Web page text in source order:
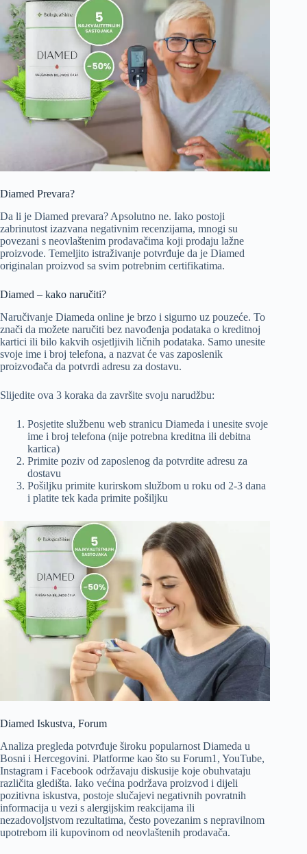
Diamed Prevara?
Da li je Diamed prevara? Apsolutno ne. Iako postoji
zabrinutost izazvana negativnim recenzijama, mnogi su
povezani s neovlaštenim prodavačima koji prodaju lažne
proizvode. Temeljito istraživanje potvrđuje da je Diamed
originalan proizvod sa svim potrebnim certifikatima.
Diamed – kako naručiti?
Naručivanje Diameda online je brzo i sigurno uz pouzeće. To
znači da možete naručiti bez navođenja podataka o kreditnoj
kartici ili bilo kakvih osjetljivih ličnih podataka. Samo unesite
svoje ime i broj telefona, a nazvat će vas zaposlenik
proizvođača da potvrdi adresu za dostavu.
Slijedite ova 3 koraka da završite svoju narudžbu:
Posjetite službenu web stranicu Diameda i unesite svoje
ime i broj telefona (nije potrebna kreditna ili debitna
kartica)
Primite poziv od zaposlenog da potvrdite adresu za
dostavu
Pošiljku primite kurirskom službom u roku od 2-3 dana
i platite tek kada primite pošiljku
Diamed Iskustva, Forum
Analiza pregleda potvrđuje široku popularnost Diameda u
Bosni i Hercegovini. Platforme kao što su Forum1, YouTube,
Instagram i Facebook održavaju diskusije koje obuhvataju
različita gledišta. Iako većina podržava proizvod i dijeli
pozitivna iskustva, postoje slučajevi negativnih povratnih
informacija u vezi s alergijskim reakcijama ili
nezadovoljstvom rezultatima, često povezanim s nepravilnom
upotrebom ili kupovinom od neovlaštenih prodavača.